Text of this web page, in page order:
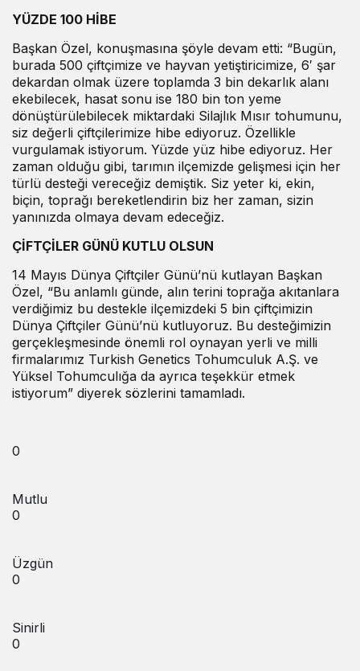
YÜZDE 100 HİBE
Başkan Özel, konuşmasına şöyle devam etti: “Bugün,
burada 500 çiftçimize ve hayvan yetiştiricimize, 6′ şar
dekardan olmak üzere toplamda 3 bin dekarlık alanı
ekebilecek, hasat sonu ise 180 bin ton yeme
dönüştürülebilecek miktardaki Silajlık Mısır tohumunu,
siz değerli çiftçilerimize hibe ediyoruz. Özellikle
vurgulamak istiyorum. Yüzde yüz hibe ediyoruz. Her
zaman olduğu gibi, tarımın ilçemizde gelişmesi için her
türlü desteği vereceğiz demiştik. Siz yeter ki, ekin,
biçin, toprağı bereketlendirin biz her zaman, sizin
yanınızda olmaya devam edeceğiz.
ÇİFTÇİLER GÜNÜ KUTLU OLSUN
14 Mayıs Dünya Çiftçiler Günü’nü kutlayan Başkan
Özel, “Bu anlamlı günde, alın terini toprağa akıtanlara
verdiğimiz bu destekle ilçemizdeki 5 bin çiftçimizin
Dünya Çiftçiler Günü’nü kutluyoruz. Bu desteğimizin
gerçekleşmesinde önemli rol oynayan yerli ve milli
firmalarımız Turkish Genetics Tohumculuk A.Ş. ve
Yüksel Tohumculığa da ayrıca teşekkür etmek
istiyorum” diyerek sözlerini tamamladı.
0
Mutlu
0
Üzgün
0
Sinirli
0